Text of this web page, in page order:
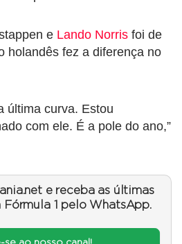
e Lando Norris foi de
holandês fez a diferença no
última curva. Estou
com ele. É a pole do ano,”
e receba as últimas
1 pelo WhatsApp.